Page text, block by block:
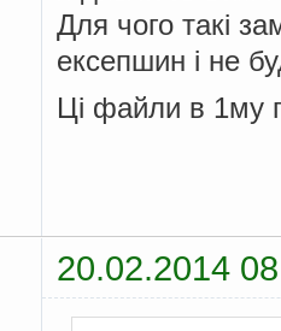
Для чого такі
ексепшин і не
Ці файли в 1му
20.02.2014